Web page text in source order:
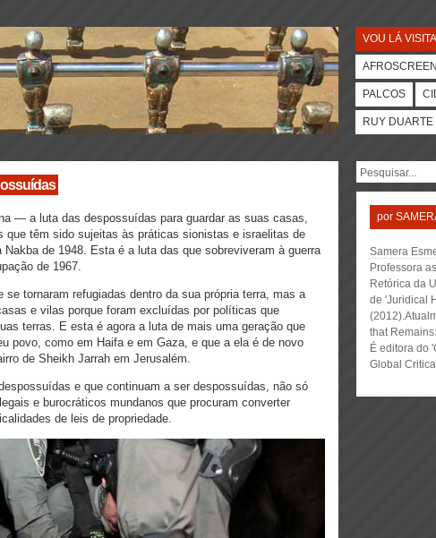
VOU LÁ
AFROSCREEN
PALCOS
RUY
— a luta das despossuídas para guardar as suas casas,
que têm sido sujeitas às práticas sionistas e israelitas de
de 1948. Esta é a luta das que sobreviveram à guerra
de 1967.
se tornaram refugiadas dentro da sua própria terra, mas a
e vilas porque foram excluídas por políticas que
terras. E esta é agora a luta de mais uma geração que
povo, como em Haifa e em Gaza, e que a ela é de novo
de Sheikh Jarrah em Jerusalém.
e que continuam a ser despossuídas, não só
e burocráticos mundanos que procuram converter
de leis de propriedade.
por
Samera
Professora
Retórica da
de 'Juridical
that
É editora do
Global